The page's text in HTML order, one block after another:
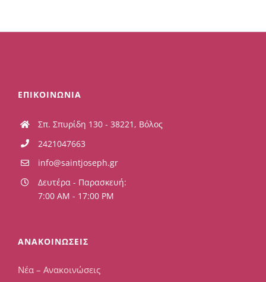
ΕΠΙΚΟΙΝΩΝΙΑ
Σπ. Σπυρίδη 130 - 38221, Βόλος
2421047663
info@saintjoseph.gr
Δευτέρα - Παρασκευή:
7:00 AM - 17:00 PM
ΑΝΑΚΟΙΝΩΣΕΙΣ
Νέα – Ανακοινώσεις